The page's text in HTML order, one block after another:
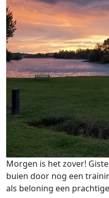
Morgen is het zover!
buien door nog een
als beloning een